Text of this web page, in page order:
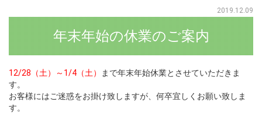
2019.12.09
年末年始の休業のご案内
12/28（土）～1/4（土）
まで年末年始休業とさせていただきま
す。
お客様にはご迷惑をお掛け致しますが、何卒宜しくお願い致しま
す。